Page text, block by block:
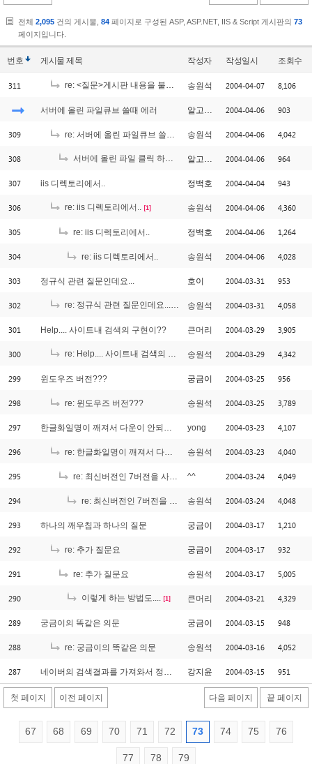
전체 2,095 건의 게시물, 84 페이지로 구성된 ASP, ASP.NET, IIS & Script 게시판의 73
페이지입니다.
번호 게시물제목 작성자 작성일시 조회수
311 re: <질문>게시판 내용을 불러오면 이런문제가 있는데요. [2]
송원석 2004-04-07 8,106
서버에 올린 파일큐브 쓸때 에러 알고싶다 2004-04-06 903
309 re: 서버에 올린 파일큐브 쓸때 에러 송원석 2004-04-06 4,042
308 서버에 올린 파일 클릭 하면 나오는 에러입니다. [1]
알고싶다 2004-04-06 964
307 iis 디렉토리에서.. 정백호 2004-04-04 943
306 re: iis 디렉토리에서.. [1] 송원석 2004-04-06 4,360
305 re: iis 디렉토리에서.. 정백호 2004-04-06 1,264
304 re: iis 디렉토리에서.. 송원석 2004-04-06 4,028
303 정규식 관련 질문인데요... 호이 2004-03-31 953
302 re: 정규식 관련 질문인데요... 송원석 2004-03-31 4,058
301 Help.... 사이트내 검색의 구현이?? 큰머리 2004-03-29 3,905
300 re: Help.... 사이트내 검색의 구현이?? [1]
송원석 2004-03-29 4,342
299 윈도우즈 버전??? 궁금이 2004-03-25 956
298 re: 윈도우즈 버전??? 송원석 2004-03-25 3,789
297 한글화일명이 깨져서 다운이 안되는 이유... yong 2004-03-23 4,107
296 re: 한글화일명이 깨져서 다운이 안되는 이유... 송원석 2004-03-23 4,040
295 re: 최신버전인 7버전을 사용하고 있지요~ 근데.. ^^ 2004-03-24 4,049
294 re: 최신버전인 7버전을 사용하고 있지요~ 근데.. 송원석 2004-03-24 4,048
293 하나의 깨우침과 하나의 질문 궁금이 2004-03-17 1,210
292 re: 추가 질문요 궁금이 2004-03-17 932
291 re: 추가 질문요 송원석 2004-03-17 5,005
290 이렇게 하는 방법도.... [1] 큰머리 2004-03-21 4,329
289 궁금이의 똑같은 의문 궁금이 2004-03-15 948
288 re: 궁금이의 똑같은 의문 송원석 2004-03-16 4,052
287 네이버의 검색결과를 가져와서 정규화 시킬려는데. 강지윤 2004-03-15 951
첫 페이지 이전 페이지 다음 페이지 끝 페이지
67 68 69 70 71 72 73 74 75 76
77 78 79